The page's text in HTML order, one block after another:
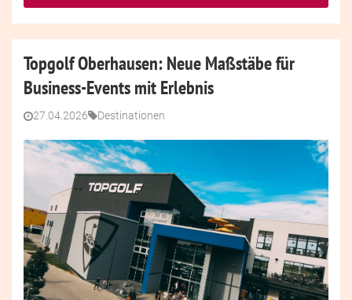
Topgolf Oberhausen: Neue Maßstäbe für
Business-Events mit Erlebnis
27.04.2026 Destinationen